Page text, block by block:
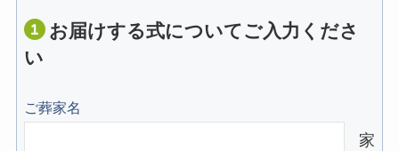
お届けする式についてご入力くださ
い
ご葬家名
家